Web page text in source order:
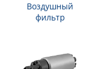
Воздушный
фильтр